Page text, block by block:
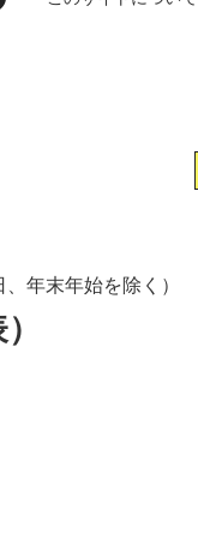
年末年始を除く）